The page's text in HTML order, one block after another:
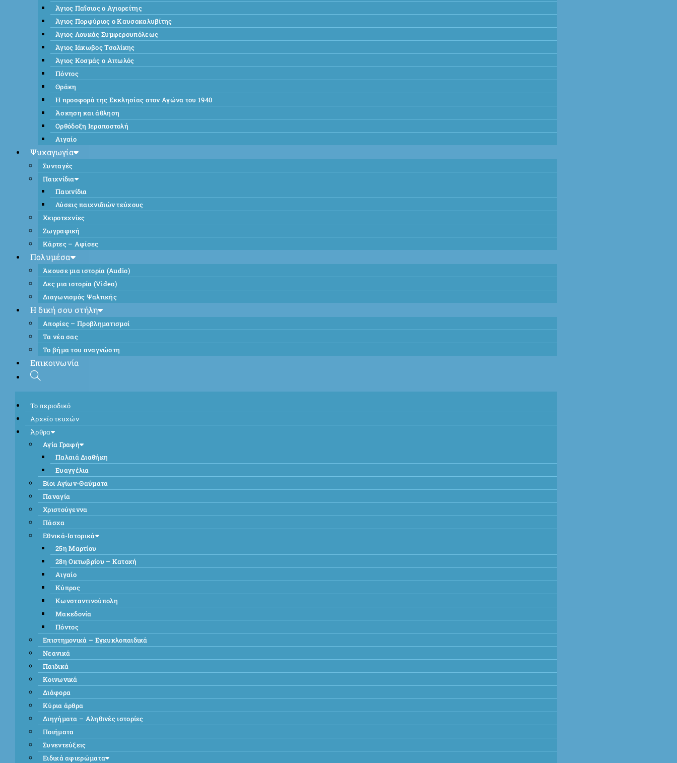
Άγιος Παΐσιος ο Αγιορείτης
Άγιος Πορφύριος ο Καυσοκαλυβίτης
Άγιος Λουκάς Συμφερουπόλεως
Άγιος Ιάκωβος Τσαλίκης
Άγιος Κοσμάς ο Αιτωλός
Πόντος
Θράκη
Η προσφορά της Εκκλησίας στον Αγώνα του 1940
Άσκηση και άθληση
Ορθόδοξη Ιεραποστολή
Αιγαίο
Ψυχαγωγία
Συνταγές
Παιχνίδια
Παιχνίδια
Λύσεις παιχνιδιών τεύχους
Χειροτεχνίες
Ζωγραφική
Κάρτες – Αφίσες
Πολυμέσα
Άκουσε μια ιστορία (Audio)
Δες μια ιστορία (Video)
Διαγωνισμός Ψαλτικής
Η δική σου στήλη
Απορίες – Προβληματισμοί
Τα νέα σας
Το βήμα του αναγνώστη
Επικοινωνία
Το περιοδικό
Αρχείο τευχών
Άρθρα
Αγία Γραφή
Παλαιά Διαθήκη
Ευαγγέλια
Βίοι Αγίων-Θαύματα
Παναγία
Χριστούγεννα
Πάσχα
Εθνικά-Ιστορικά
25η Μαρτίου
28η Οκτωβρίου – Κατοχή
Αιγαίο
Κύπρος
Κωνσταντινούπολη
Μακεδονία
Πόντος
Επιστημονικά – Εγκυκλοπαιδικά
Νεανικά
Παιδικά
Κοινωνικά
Διάφορα
Κύρια άρθρα
Διηγήματα – Αληθινές ιστορίες
Ποιήματα
Συνεντεύξεις
Ειδικά αφιερώματα